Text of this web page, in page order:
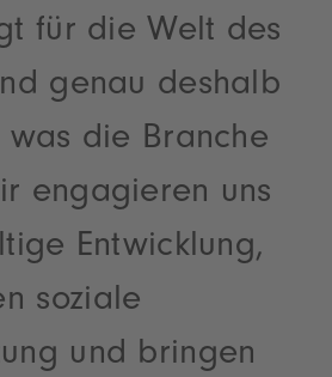
für die Welt des
genau deshalb
was die Branche
engagieren uns
Entwicklung,
soziale
und bringen